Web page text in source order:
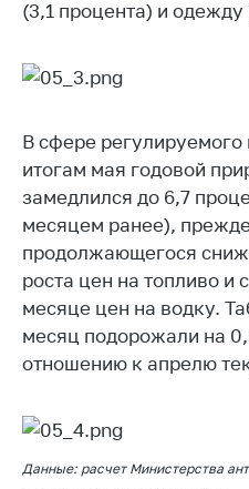
Сообщить о росте
цен на товары
Сообщить о росте
цен на лекарства и
изделия
Контакты
Адрес и режим
работы
Приемная
Министра
Горячая линия
Вышестоящий
государственный
орган
(3,1 процента) и
В сфере
итогам мая годовой
замедлился до 6,7
месяцем ранее), прежде
продолжающегося
роста цен на топливо и
месяце цен на водку.
месяц подорожали на
отношению к апрелю
Данные: расчет Министерства